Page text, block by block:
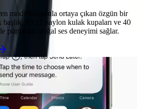
modifikasyonla ortaya çıkan özgün bir
başlık, PA12 naylon kulak kupaları ve 40
pürüzsüz, doğal ses deneyimi sağlar.